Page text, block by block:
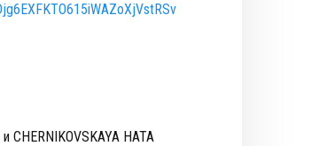
HATA